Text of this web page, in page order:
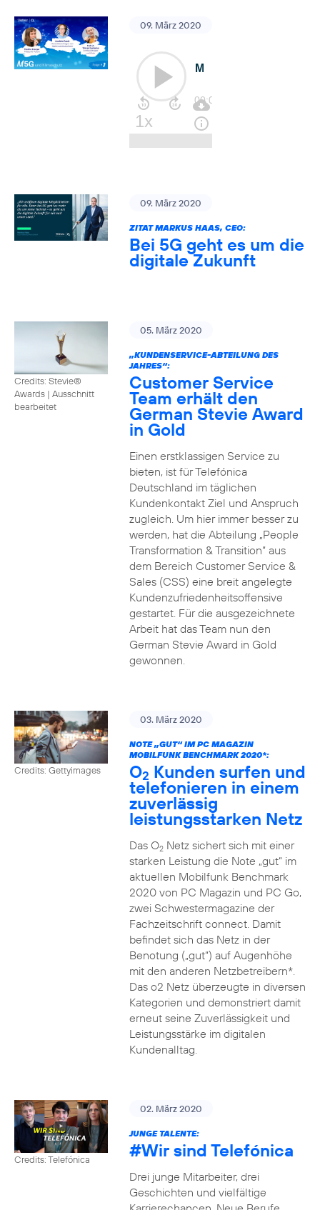
09. März 2020
09. März 2020
ZITAT MARKUS HAAS, CEO:
Bei 5G geht es um die
digitale Zukunft
Credits: Stevie®
Awards | Ausschnitt
bearbeitet
05. März 2020
„KUNDENSERVICE-ABTEILUNG DES
JAHRES“:
Customer Service
Team erhält den
German Stevie Award
in Gold
Einen erstklassigen Service zu
bieten, ist für Telefónica
Deutschland im täglichen
Kundenkontakt Ziel und Anspruch
zugleich. Um hier immer besser zu
werden, hat die Abteilung „People
Transformation & Transition“ aus
dem Bereich Customer Service &
Sales (CSS) eine breit angelegte
Kundenzufriedenheitsoffensive
gestartet. Für die ausgezeichnete
Arbeit hat das Team nun den
German Stevie Award in Gold
gewonnen.
Credits: Gettyimages
03. März 2020
NOTE „GUT“ IM PC MAGAZIN
MOBILFUNK BENCHMARK 2020*:
O2 Kunden surfen und
telefonieren in einem
zuverlässig
leistungsstarken Netz
Das O2Netz sichert sich mit einer
starken Leistung die Note „gut“ im
aktuellen Mobilfunk Benchmark
2020 von PC Magazin und PC Go,
zwei Schwestermagazine der
Fachzeitschrift connect. Damit
befindet sich das Netz in der
Benotung („gut“) auf Augenhöhe
mit den anderen Netzbetreibern*.
Das o2 Netz überzeugte in diversen
Kategorien und demonstriert damit
erneut seine Zuverlässigkeit und
Leistungsstärke im digitalen
Kundenalltag.
Credits: Telefónica
02. März 2020
JUNGE TALENTE:
#Wirsind Telefónica
Drei junge Mitarbeiter, drei
Geschichten und vielfältige